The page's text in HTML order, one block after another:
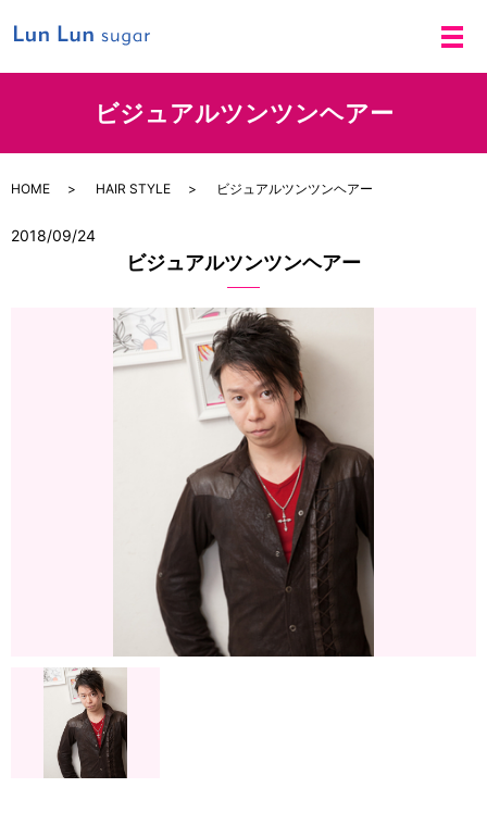
メ
ビジュアルツンツンヘアー
HOME HAIR STYLE ビジュアルツンツンヘアー
2018/09/24
ビジュアルツンツンヘアー